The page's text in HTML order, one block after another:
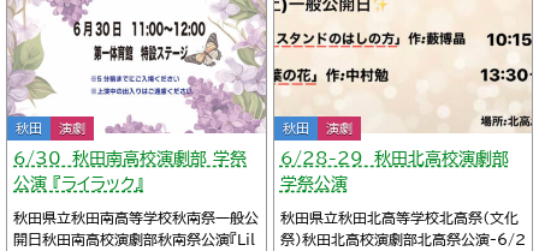
秋田 演劇
6/30 秋田南高校演劇部 学祭
公演 『ライラック』
秋田県立秋田南高等学校秋南祭一般公
開日秋田南高校演劇部秋南祭公演『Lil
秋田 演劇
6/28-29 秋田北高校演劇部
学祭公演
秋田県立秋田北高等学校北高祭（文化
祭）秋田北高校演劇部北高祭公演-6/2